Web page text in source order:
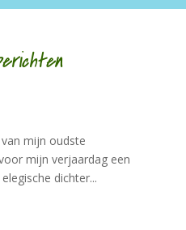
mijn oudste
mijn verjaardag een
dichter...